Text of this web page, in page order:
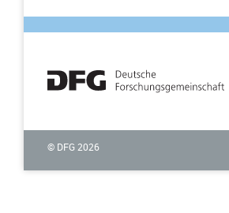
© DFG 2026